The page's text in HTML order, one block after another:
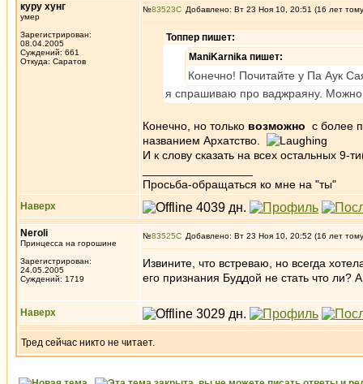
куру хунг
умер
Зарегистрирован:
08.04.2005
Суждений: 661
Откуда: Саратов
№83523 Добавлено: Вт 23 Ноя 10, 20:51 (16 лет
Топпер пишет:
ManiKarnika пишет:
Конечно! Почитайте у Па Аук
я спрашиваю про ваджраяну. Можно
Конечно, но только возможно с более
названием Архатство.
И к слову сказать на всех остальных 9-
Просьба-обращаться ко мне на "ты"
Наверх
Neroli
Принцесса на горошине
Зарегистрирован:
24.05.2005
Суждений: 1719
№83525 Добавлено: Вт 23 Ноя 10, 20:52 (16 лет
Извините, что встреваю, но всегда
его признания Буддой не стать что ли?
Наверх
Тред сейчас никто не читает.